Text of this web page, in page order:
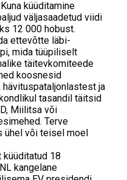
küüditamine
väljasaadetud viidi
12 000 hobust.
ettevõtte läbi-
mida tüüpiliselt
täitevkomiteede
koosnesid
ja
tasandil täitsid
Miilitsa või
Terve
ühel või teisel moel
küüditatud 18
kangelane